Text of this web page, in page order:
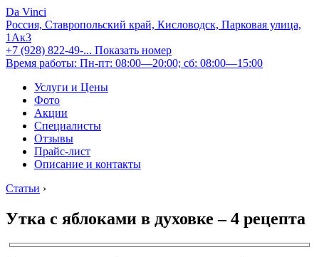
Da Vinci
Россия, Ставропольский край, Кисловодск, Парковая улица,
1Ак3
+7 (928) 822-49-... Показать номер
Время работы: Пн-пт: 08:00—20:00; сб: 08:00—15:00
Услуги и Цены
Фото
Акции
Специалисты
Отзывы
Прайс-лист
Описание и контакты
Статьи ›
Утка с яблоками в духовке – 4 рецепта